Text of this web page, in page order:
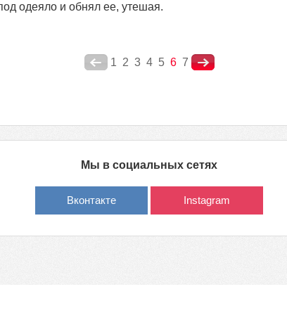
одеяло и обнял ее, утешая.
1 2 3 4 5 6 7
Мы в социальных сетях
Вконтакте Instagram